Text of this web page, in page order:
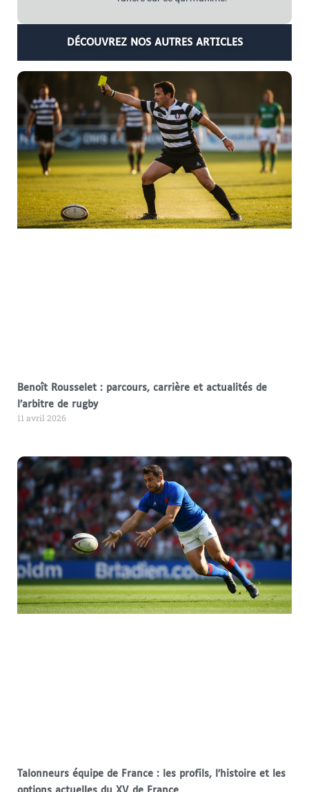
DÉCOUVREZ NOS AUTRES ARTICLES
Benoît Rousselet : parcours, carrière et actualités de
l’arbitre de rugby
11 avril 2026
Talonneurs équipe de France : les profils, l’histoire et les